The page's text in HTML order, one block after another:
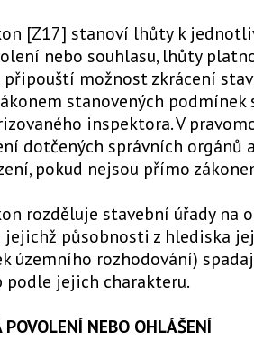
[Z17] stanoví lhůty k
nebo souhlasu, lhůty
připouští možnost zkrácení
stanovených podmínek
inspektora. V
dotčených správních orgánů
pokud nejsou přímo
rozděluje stavební úřady na
jejichž působnosti z hlediska
územního rozhodování)
podle jejich charakteru.
POVOLENÍ NEBO OHLÁŠENÍ